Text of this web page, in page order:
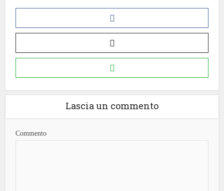
Lascia un commento
Commento